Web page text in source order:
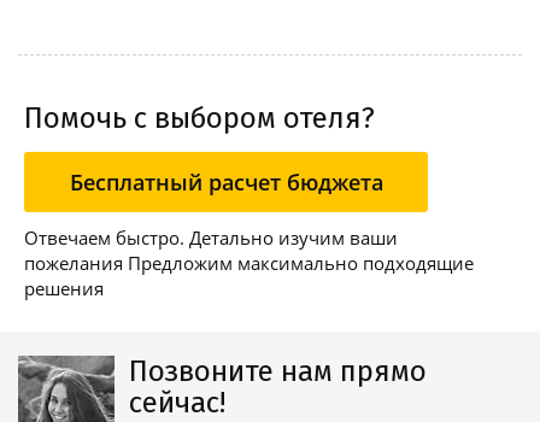
Помочь с выбором отеля?
Бесплатный расчет бюджета
Отвечаем быстро. Детально изучим ваши
пожелания Предложим максимально подходящие
решения
Позвоните нам прямо
сейчас!